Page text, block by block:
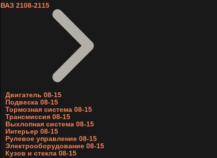
ВАЗ 2108-2115
Двигатель 08-15
Подвеска 08-15
Тормозная система 08-15
Трансмиссия 08-15
Выхлопная система 08-15
Интерьер 08-15
Рулевое управление 08-15
Электрооборудование 08-15
Кузов и стекла 08-15